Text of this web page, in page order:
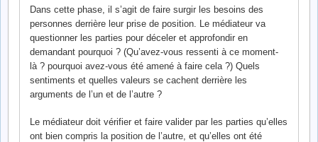
Dans cette phase, il s’agit de faire surgir les besoins des
personnes derrière leur prise de position. Le médiateur va
questionner les parties pour déceler et approfondir en
demandant pourquoi ? (Qu’avez-vous ressenti à ce moment-
là ? pourquoi avez-vous été amené à faire cela ?) Quels
sentiments et quelles valeurs se cachent derrière les
arguments de l’un et de l’autre ?
Le médiateur doit vérifier et faire valider par les parties qu’elles
ont bien compris la position de l’autre, et qu’elles ont été